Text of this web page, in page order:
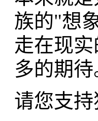
族的"想
走在现
多的期待
请您支